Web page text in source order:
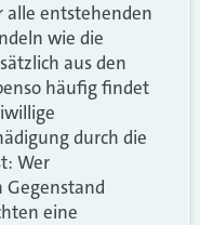
alle entstehenden
wie die
aus den
häufig findet
durch die
Wer
Gegenstand
eine